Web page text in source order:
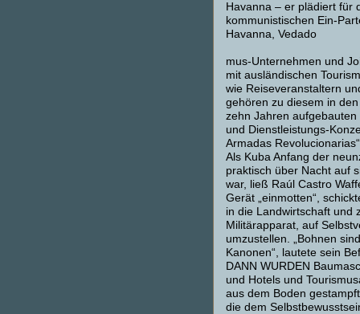
Havanna – er plädiert für
kommunistischen Ein-
Havanna, Vedado
mus-Unternehmen und
mit ausländischen
wie Reiseveranstaltern
gehören zu diesem in
zehn Jahren aufgebauten
und Dienstleistungs-
Armadas
Als Kuba Anfang der
praktisch über Nacht auf
war, ließ Raúl Castro
Gerät „einmotten“,
in die Landwirtschaft und
Militärapparat, auf
umzustellen. „Bohnen
Kanonen“, lautete sein
DANN WURDEN
und Hotels und
aus dem Boden
die dem